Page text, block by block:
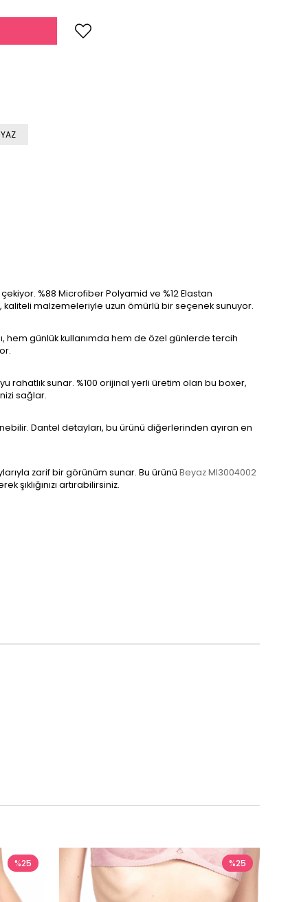
%88 Microfiber Polyamid ve %12 Elastan
kaliteli malzemeleriyle uzun ömürlü bir seçenek sunuyor.
hem günlük kullanımda hem de özel günlerde tercih
rahatlık sunar. %100 orijinal yerli üretim olan bu boxer,
sağlar.
Dantel detayları, bu ürünü diğerlerinden ayıran en
zarif bir görünüm sunar. Bu ürünü Beyaz MI3004002
şıklığınızı artırabilirsiniz.
%25 %25